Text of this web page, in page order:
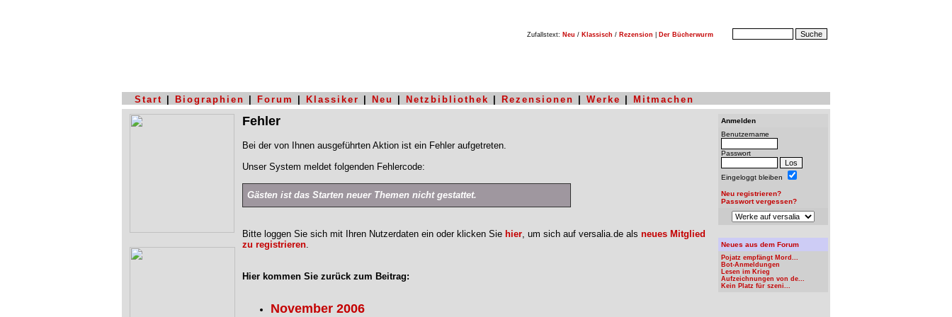
Zufallstext: Neu / Klassisch / Rezension Der Bücherwurm
Start Biographien Forum Klassiker Neu Netzbibliothek Rezensionen Werke Mitmachen
Fehler
Bei der von Ihnen ausgeführten Aktion ist ein Fehler aufgetreten.
Unser System meldet folgenden Fehlercode:
Gästen ist das Starten neuer Themen nicht gestattet.
Bitte loggen Sie sich mit Ihren Nutzerdaten ein oder klicken Sie hier, um sich auf versalia.de als neues Mitglied
zu registrieren.
Hier kommen Sie zurück zum Beitrag:
November 2006
Anmelden
Benutzername
Passwort
Eingeloggt bleiben
Neu registrieren?
Passwort vergessen?
Neues aus dem Forum
Pojatz empfängt Mord...
Bot-Anmeldungen
Lesen im Krieg
Aufzeichnungen von de...
Kein Platz für szeni...